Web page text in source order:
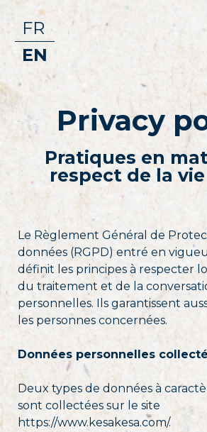
FR
EN
Privacy
Pratiques en
respect de la
Le Règlement Général de
données (RGPD) entré en
définit les principes à respecter
du traitement et de la
personnelles. Ils garantissent
les personnes concernées.
Données personnelles
Deux types de données à
sont collectées sur le site
https://www.kesakesa.com/.